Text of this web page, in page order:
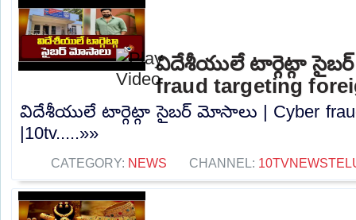
విదేశీయులే టార్గెట్గా
fraud targeting
విదేశీయులే టార్గెట్గా సైబర్ మోసాలు | Cyber ​​fraud
|10tv.....»»
CATEGORY: NEWS CHANNEL: